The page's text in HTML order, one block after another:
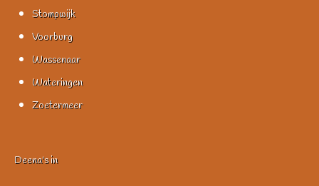
Stompwijk
Voorburg
Wassenaar
Wateringen
Zoetermeer
Deena's in